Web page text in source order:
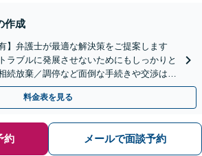
作成
】弁護士が最適な解決策をご提案します
ラブルに発展させないためにもしっかりと
続放棄／調停など面倒な手続きや交渉はす
料金表を見る
約 メールで面談予約